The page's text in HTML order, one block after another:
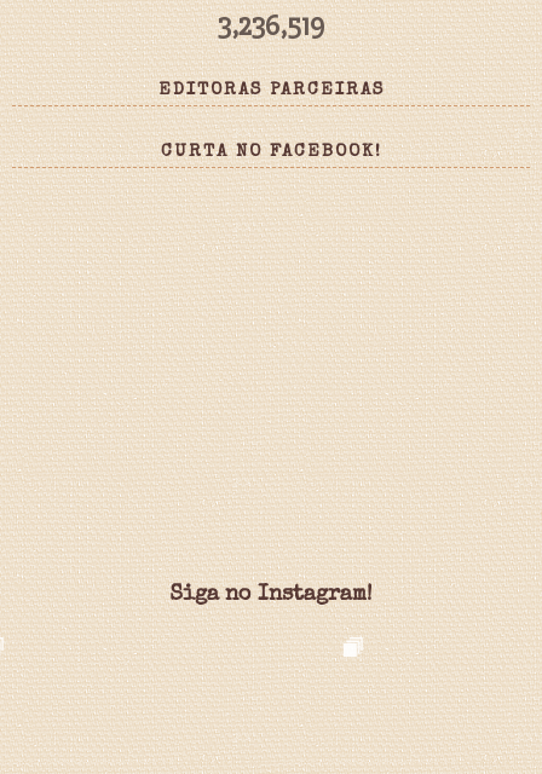
3,236,519
EDITORAS PARCEIRAS
CURTA NO FACEBOOK!
Siga no Instagram!